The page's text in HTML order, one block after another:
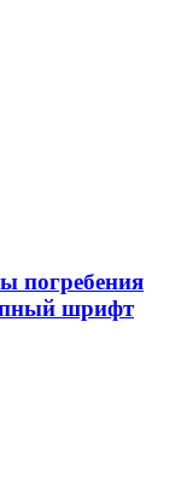
погребения
шрифт